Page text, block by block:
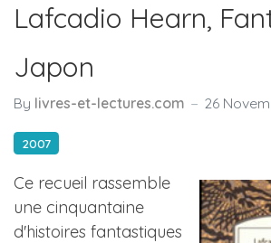
Lafcadio Hearn,
Japon
By livres-et-lectures.com 26
2007
Ce recueil rassemble
une cinquantaine
d'histoires fantastiques